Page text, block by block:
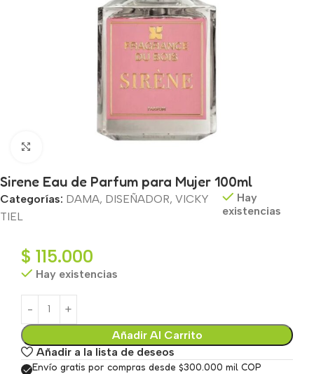
Sirene Eau de Parfum para Mujer 100ml
Categorías: DAMA, DISEÑADOR, VICKY
TIEL
Hay
existencias
$ 115.000
Hay existencias
Añadir Al Carrito
Añadir a la lista de deseos
Envío gratis por compras desde $300.000 mil COP